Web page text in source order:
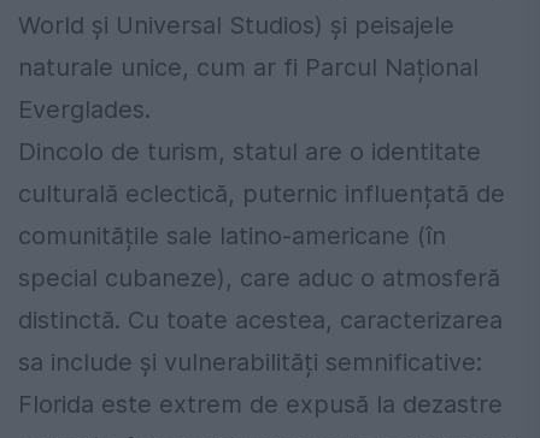
World și Universal Studios) și peisajele
naturale unice, cum ar fi Parcul Național
Everglades.
Dincolo de turism, statul are o identitate
culturală eclectică, puternic influențată de
comunitățile sale latino-americane (în
special cubaneze), care aduc o atmosferă
distinctă. Cu toate acestea, caracterizarea
sa include și vulnerabilități semnificative:
Florida este extrem de expusă la dezastre